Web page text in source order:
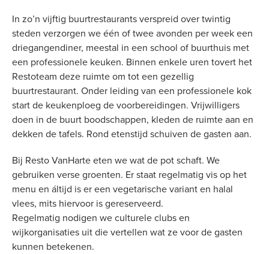
In zo’n vijftig buurtrestaurants verspreid over twintig
steden verzorgen we één of twee avonden per week een
driegangendiner, meestal in een school of buurthuis met
een professionele keuken. Binnen enkele uren tovert het
Restoteam deze ruimte om tot een gezellig
buurtrestaurant. Onder leiding van een professionele kok
start de keukenploeg de voorbereidingen. Vrijwilligers
doen in de buurt boodschappen, kleden de ruimte aan en
dekken de tafels. Rond etenstijd schuiven de gasten aan.
Bij Resto VanHarte eten we wat de pot schaft. We
gebruiken verse groenten. Er staat regelmatig vis op het
menu en áltijd is er een vegetarische variant en halal
vlees, mits hiervoor is gereserveerd.
Regelmatig nodigen we culturele clubs en
wijkorganisaties uit die vertellen wat ze voor de gasten
kunnen betekenen.